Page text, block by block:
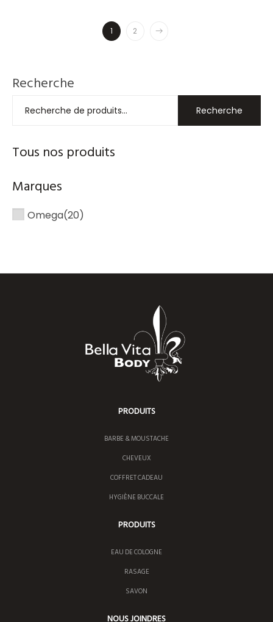
Recherche
Recherche
Tous nos produits
Marques
Omega(20)
1 2
PRODUITS
BARBE & MOUSTACHE
CHEVEUX
COFFRET CADEAU
HYGIÈNE BUCCALE
PRODUITS
EAU DE COLOGNE
RASAGE
SAVON
NOUS JOINDRES